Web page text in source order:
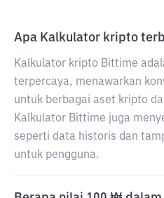
Apa Kalkulator kripto
Kalkulator kripto Bittime
terpercaya, menawarkan
untuk berbagai aset kripto
Kalkulator Bittime juga
seperti data historis dan
untuk pengguna.